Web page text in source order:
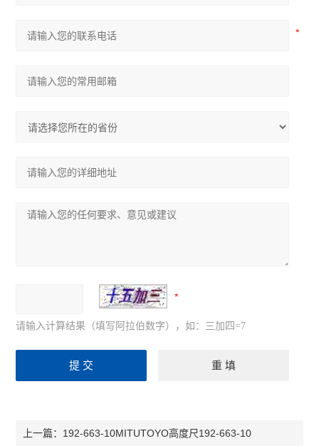
请输入计算结果（填写阿拉伯数字），如：三加四=7
上一篇： 192-663-10MITUTOYO高度尺192-663-10